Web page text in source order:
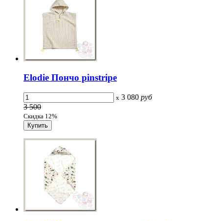
Elodie Пончо pinstripe
x 3 080 руб
3 500
Скидка 12%